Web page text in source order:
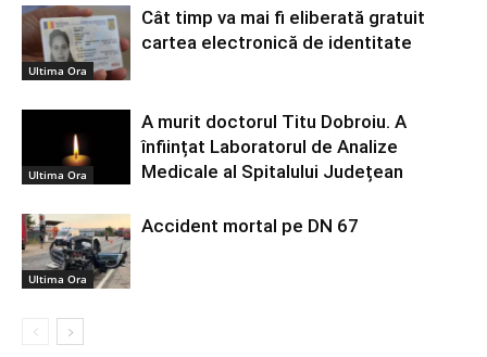
Ultima Ora
Cât timp va mai fi eliberată gratuit
cartea electronică de identitate
Ultima Ora
A murit doctorul Titu Dobroiu. A
înființat Laboratorul de Analize
Medicale al Spitalului Județean
Ultima Ora
Accident mortal pe DN 67